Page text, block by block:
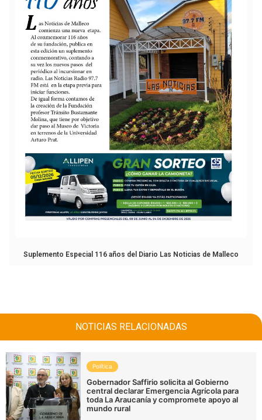
Suplemento Especial 116 años del Diario Las Noticias de Malleco
NOTICIAS RELACIONADAS
Política
Gobernador Saffirio solicita al Gobierno
central declarar Emergencia Agrícola para
toda La Araucanía y compromete apoyo al
mundo rural